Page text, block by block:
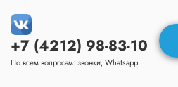
+7 (4212) 98-83-10
По всем вопросам: звонки, Whatsapp